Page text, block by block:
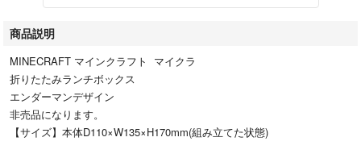
商品説明
MINECRAFT マインクラフト マイクラ
折りたたみランチボックス
エンダーマンデザイン
非売品になります。
【サイズ】本体D110×W135×H170mm(組み立てた状態)